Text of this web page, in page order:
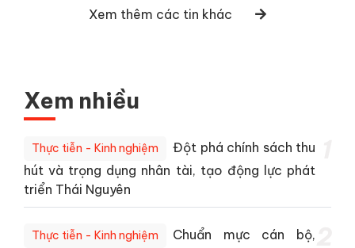
Xem thêm các tin khác
Xem nhiều
Thực tiễn - Kinh nghiệm
Đột phá chính sách thu
hút và trọng dụng nhân tài, tạo động lực phát
triển Thái Nguyên
Thực tiễn - Kinh nghiệm
Chuẩn mực cán bộ,